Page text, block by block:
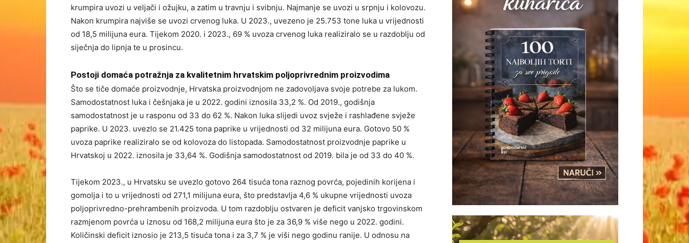
krumpira uvozi u veljači i ožujku, a zatim u travnju i svibnju. Najmanje se uvozi u srpnju i kolovozu.
Nakon krumpira najviše se uvozi crvenog luka. U 2023., uvezeno je 25.753 tone luka u vrijednosti
od 18,5 milijuna eura. Tijekom 2020. i 2023., 69 % uvoza crvenog luka realiziralo se u razdoblju od
siječnja do lipnja te u prosincu.
Postoji domaća potražnja za kvalitetnim hrvatskim poljoprivrednim proizvodima
Što se tiče domaće proizvodnje, Hrvatska proizvodnjom ne zadovoljava svoje potrebe za lukom.
Samodostatnost luka i češnjaka je u 2022. godini iznosila 33,2 %. Od 2019., godišnja
samodostatnost je u rasponu od 33 do 62 %. Nakon luka slijedi uvoz svježe i rashlađene svježe
paprike. U 2023. uvezlo se 21.425 tona paprike u vrijednosti od 32 milijuna eura. Gotovo 50 %
uvoza paprike realiziralo se od kolovoza do listopada. Samodostatnost proizvodnje paprike u
Hrvatskoj u 2022. iznosila je 33,64 %. Godišnja samodostatnost od 2019. bila je od 33 do 40 %.
Tijekom 2023., u Hrvatsku se uvezlo gotovo 264 tisuća tona raznog povrća, pojedinih korijena i
gomolja i to u vrijednosti od 271,1 milijuna eura, što predstavlja 4,6 % ukupne vrijednosti uvoza
poljoprivredno-prehrambenih proizvoda. U tom razdoblju ostvaren je deficit vanjsko trgovinskom
razmjenom povrća u iznosu od 168,2 milijuna eura što je za 36,9 % više nego u 2022. godini.
Količinski deficit iznosio je 213,5 tisuća tona i za 3,7 % je viši nego godinu ranije. U odnosu na